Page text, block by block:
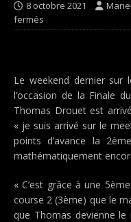
8 octobre 2021
fermés
Le weekend dernier sur
l’occasion de la Finale
Thomas Drouet est
« je suis arrivé sur le
points d’avance la
mathématiquement
« C’est grâce à une
course 2 (3ème) que le
que Thomas devienne